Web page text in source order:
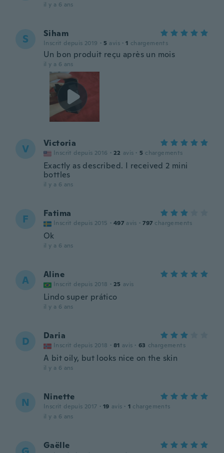
il y a 6 ans
S Siham
Inscrit depuis 2019 · 5 avis · 1 chargements
Un bon produit reçu après un mois
il y a 6 ans
V Victoria
Inscrit depuis 2016 · 22 avis · 5 chargements
Exactly as described. I received 2 mini
bottles
il y a 6 ans
F Fatima
Inscrit depuis 2015 · 497 avis · 797 chargements
Ok
il y a 6 ans
A Aline
Inscrit depuis 2018 · 25 avis
Lindo super prático
il y a 6 ans
D Daria
Inscrit depuis 2018 · 81 avis · 63 chargements
A bit oily, but looks nice on the skin
il y a 6 ans
N Ninette
Inscrit depuis 2017 · 19 avis · 1 chargements
il y a 6 ans
Gaëlle